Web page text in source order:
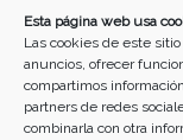
Esta página web usa
Las cookies de este
anuncios, ofrecer
compartimos
partners de redes
combinarla con otra
10 11
17 18